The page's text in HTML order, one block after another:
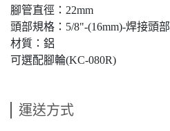
腳管直徑：22mm
頭部規格：5/8"-(16mm)-焊接頭部
材質：鋁
可選配腳輪(KC-080R)
運送方式